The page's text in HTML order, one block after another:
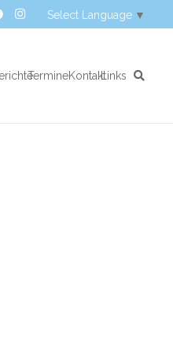
Select Language ▼
TermineKontaktLinks